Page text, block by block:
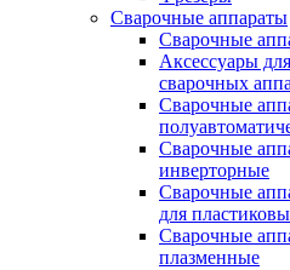
Сварочные аппараты
Сварочные
Аксессуары для
сварочных
Сварочные
Сварочные
инверторные
Сварочные
для
Сварочные
плазменные